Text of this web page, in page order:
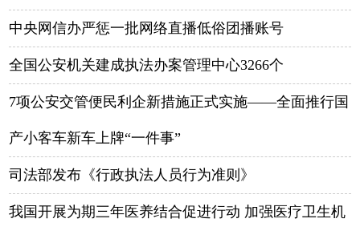
中央网信办严惩一批网络直播低俗团播账号
全国公安机关建成执法办案管理中心3266个
7项公安交管便民利企新措施正式实施——全面推行国
产小客车新车上牌“一件事”
司法部发布《行政执法人员行为准则》
我国开展为期三年医养结合促进行动 加强医疗卫生机